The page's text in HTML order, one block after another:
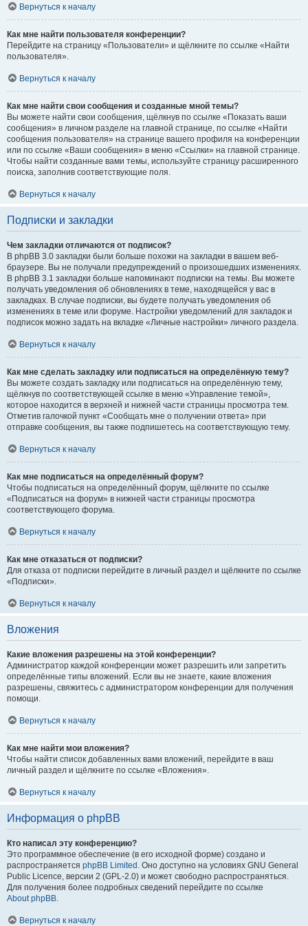
Вернуться к началу
Как мне найти пользователя конференции?
Перейдите на страницу «Пользователи» и щёлкните по ссылке «Найти
пользователя».
Вернуться к началу
Как мне найти свои сообщения и созданные мной темы?
Вы можете найти свои сообщения, щёлкнув по ссылке «Показать ваши
сообщения» в личном разделе на главной странице, по ссылке «Найти
сообщения пользователя» на странице вашего профиля на конференции
или по ссылке «Ваши сообщения» в меню «Ссылки» на главной странице.
Чтобы найти созданные вами темы, используйте страницу расширенного
поиска, заполнив соответствующие поля.
Вернуться к началу
Подписки и закладки
Чем закладки отличаются от подписок?
В phpBB 3.0 закладки были больше похожи на закладки в вашем веб-
браузере. Вы не получали предупреждений о произошедших изменениях.
В phpBB 3.1 закладки больше напоминают подписки на темы. Вы можете
получать уведомления об обновлениях в теме, находящейся у вас в
закладках. В случае подписки, вы будете получать уведомления об
изменениях в теме или форуме. Настройки уведомлений для закладок и
подписок можно задать на вкладке «Личные настройки» личного раздела.
Вернуться к началу
Как мне сделать закладку или подписаться на определённую тему?
Вы можете создать закладку или подписаться на определённую тему,
щёлкнув по соответствующей ссылке в меню «Управление темой»,
которое находится в верхней и нижней части страницы просмотра тем.
Отметив галочкой пункт «Сообщать мне о получении ответа» при
отправке сообщения, вы также подпишетесь на соответствующую тему.
Вернуться к началу
Как мне подписаться на определённый форум?
Чтобы подписаться на определённый форум, щёлкните по ссылке
«Подписаться на форум» в нижней части страницы просмотра
соответствующего форума.
Вернуться к началу
Как мне отказаться от подписки?
Для отказа от подписки перейдите в личный раздел и щёлкните по ссылке
«Подписки».
Вернуться к началу
Вложения
Какие вложения разрешены на этой конференции?
Администратор каждой конференции может разрешить или запретить
определённые типы вложений. Если вы не знаете, какие вложения
разрешены, свяжитесь с администратором конференции для получения
помощи.
Вернуться к началу
Как мне найти мои вложения?
Чтобы найти список добавленных вами вложений, перейдите в ваш
личный раздел и щёлкните по ссылке «Вложения».
Вернуться к началу
Информация о phpBB
Кто написал эту конференцию?
Это программное обеспечение (в его исходной форме) создано и
распространяется phpBB Limited . Оно доступно на условиях GNU General
Public Licence, версии 2 (GPL-2.0) и может свободно распространяться.
Для получения более подробных сведений перейдите по ссылке
About phpBB.
Вернуться к началу